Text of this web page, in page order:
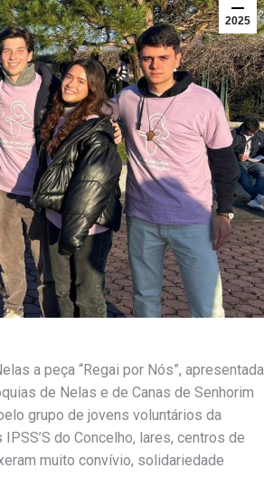
2025
a peça “Regai por Nós”, apresentada
de Nelas e de Canas de Senhorim
grupo de jovens voluntários da
do Concelho, lares, centros de
muito convívio, solidariedade